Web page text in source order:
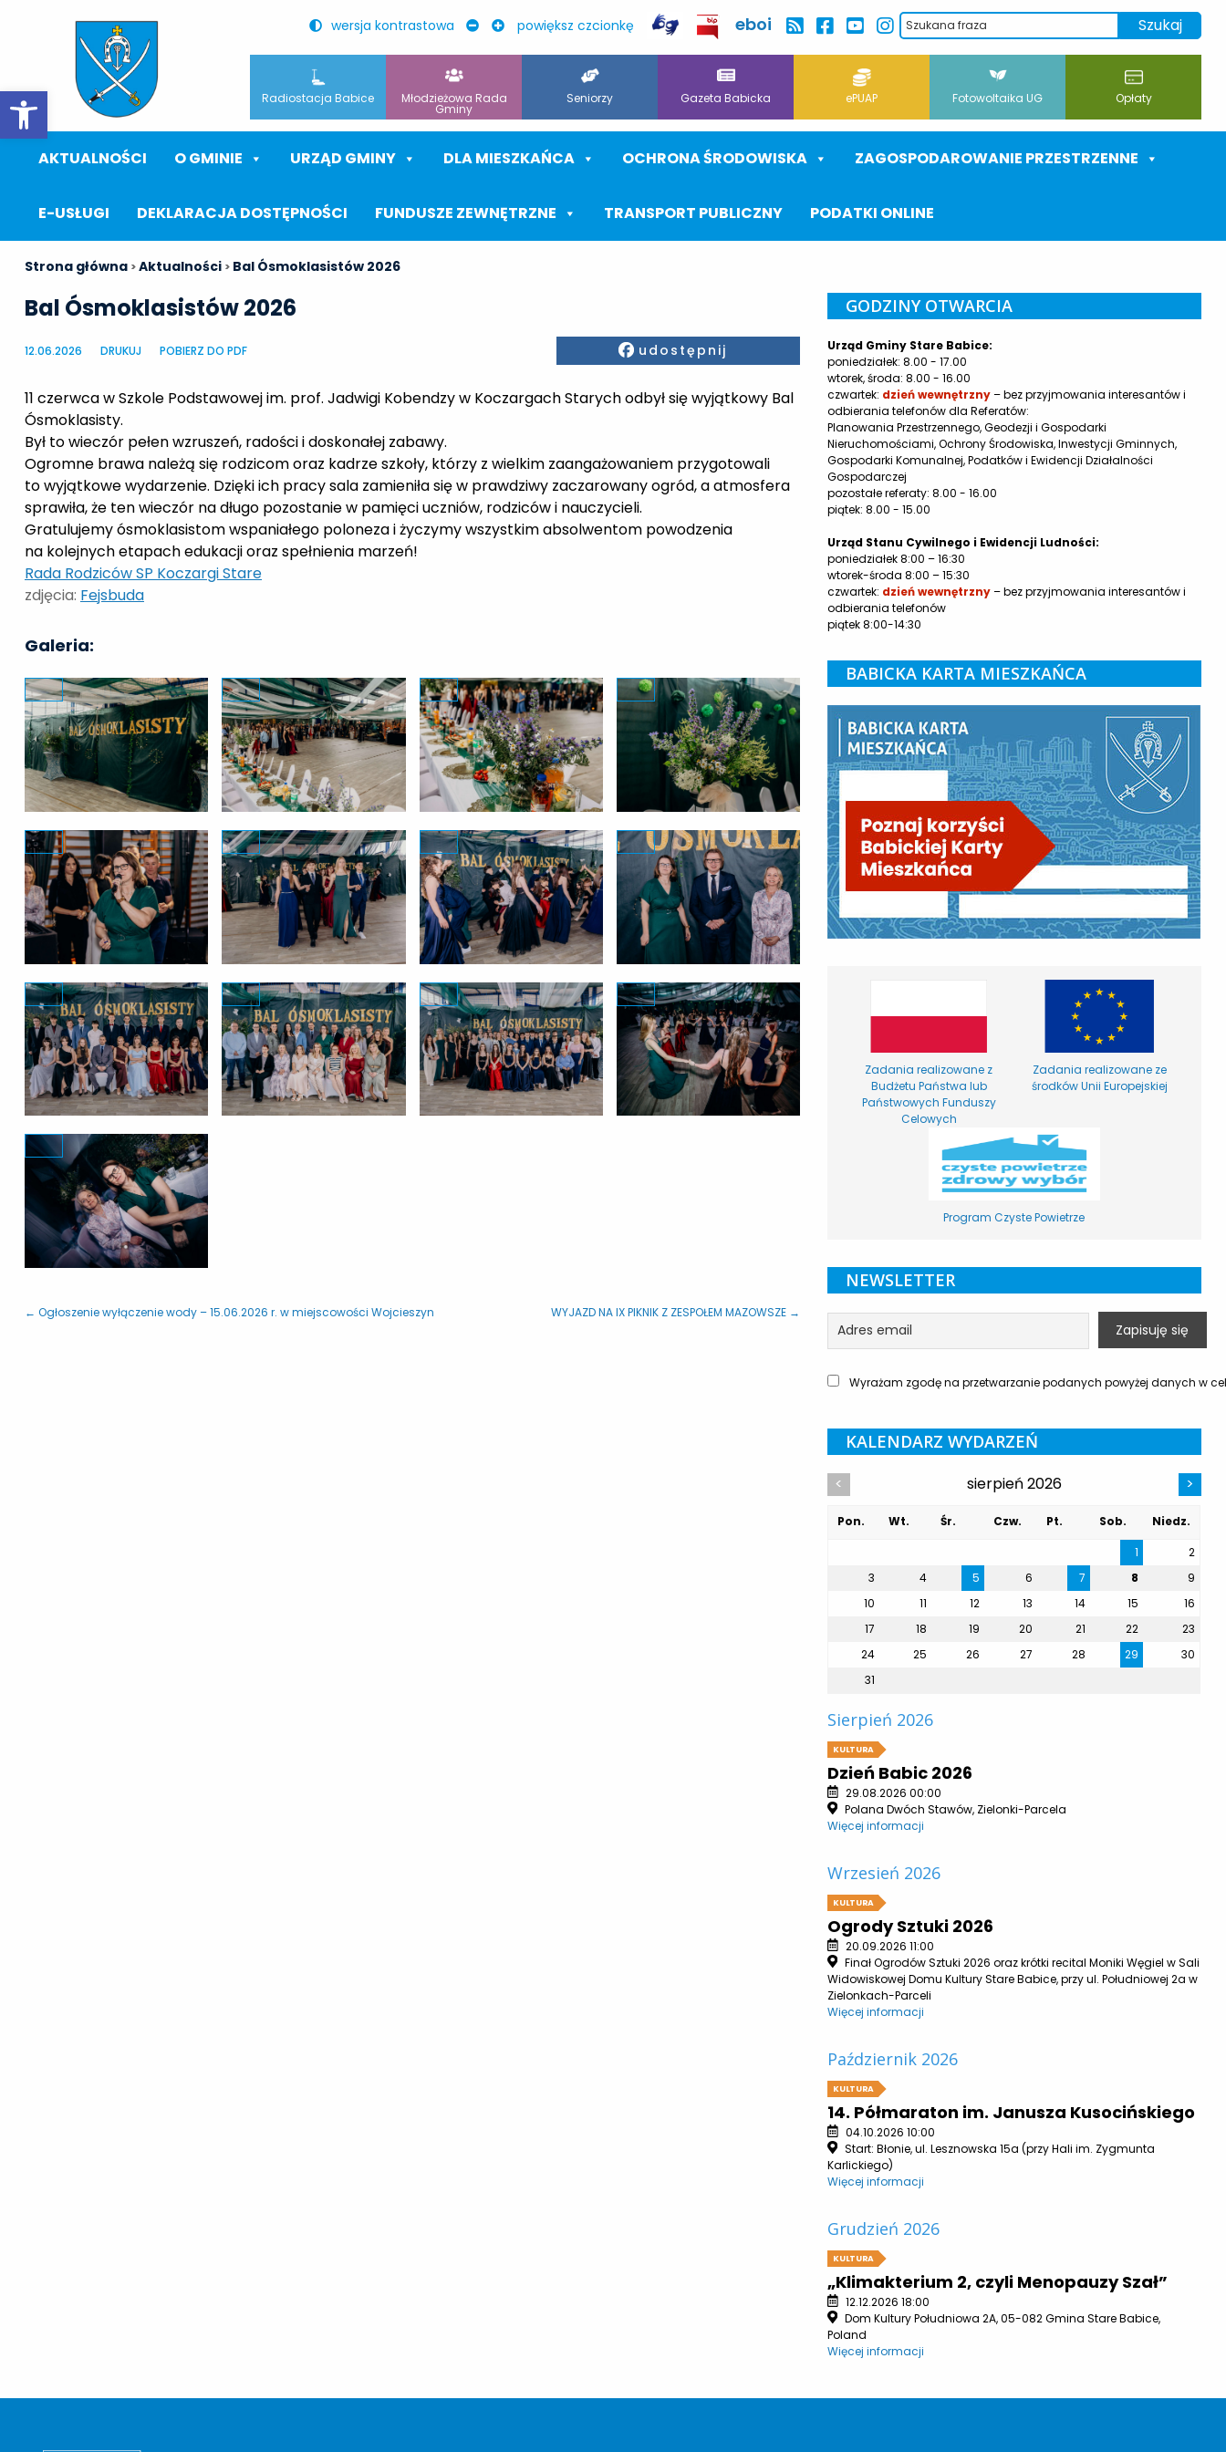
Otwórz pasek narzędzi
wersja kontrastowa powiększ czcionkę eboi
Radiostacja Babice Młodzieżowa Rada
Gminy
Seniorzy Gazeta Babicka ePUAP Fotowoltaika UG Opłaty
AKTUALNOŚCI O GMINIE URZĄD GMINY DLA MIESZKAŃCA OCHRONA ŚRODOWISKA ZAGOSPODAROWANIE PRZESTRZENNE
E-USŁUGI DEKLARACJA DOSTĘPNOŚCI FUNDUSZE ZEWNĘTRZNE TRANSPORT PUBLICZNY PODATKI ONLINE
Strona główna >Aktualności > Bal Ósmoklasistów 2026
Bal Ósmoklasistów 2026
12.06.2026 DRUKUJ POBIERZ DO PDF Facebook
udostępnij
11 czerwca w Szkole Podstawowej im. prof. Jadwigi Kobendzy w Koczargach Starych odbył się wyjątkowy Bal
Ósmoklasisty.
Był to wieczór pełen wzruszeń, radości i doskonałej zabawy.
Ogromne brawa należą się rodzicom oraz kadrze szkoły, którzy z wielkim zaangażowaniem przygotowali
to wyjątkowe wydarzenie. Dzięki ich pracy sala zamieniła się w prawdziwy zaczarowany ogród, a atmosfera
sprawiła, że ten wieczór na długo pozostanie w pamięci uczniów, rodziców i nauczycieli.
Gratulujemy ósmoklasistom wspaniałego poloneza i życzymy wszystkim absolwentom powodzenia
na kolejnych etapach edukacji oraz spełnienia marzeń!
Rada Rodziców SP Koczargi Stare
zdjęcia: Fejsbuda
Galeria:
← Ogłoszenie wyłączenie wody – 15.06.2026 r. w miejscowości Wojcieszyn WYJAZD NA IX PIKNIK Z ZESPOŁEM MAZOWSZE →
GODZINY OTWARCIA
Urząd Gminy Stare Babice:
poniedziałek: 8.00 - 17.00
wtorek, środa: 8.00 - 16.00
czwartek: dzień wewnętrzny– bez przyjmowania interesantów i
odbierania telefonów dla Referatów:
Planowania Przestrzennego, Geodezji i Gospodarki
Nieruchomościami, Ochrony Środowiska, Inwestycji Gminnych,
Gospodarki Komunalnej, Podatków i Ewidencji Działalności
Gospodarczej
pozostałe referaty: 8.00 - 16.00
piątek: 8.00 - 15.00
Urząd Stanu Cywilnego i Ewidencji Ludności:
poniedziałek 8:00 – 16:30
wtorek-środa 8:00 – 15:30
czwartek: dzień wewnętrzny– bez przyjmowania interesantów i
odbierania telefonów
piątek 8:00-14:30
BABICKA KARTA MIESZKAŃCA
Zadania realizowane z
Budżetu Państwa lub
Państwowych Funduszy
Celowych
Zadania realizowane ze
środków Unii Europejskiej
Program Czyste Powietrze
NEWSLETTER
Wyrażam zgodę na przetwarzanie podanych powyżej danych w
KALENDARZ WYDARZEŃ
< sierpień 2026 >
Pon. Wt. Śr. Czw. Pt. Sob.
Niedz.
1
2
3
4 5 6 7 8
9
10
11 12 13 14 15
16
17
18 19 20 21 22
23
24
25 26 27 28 29
30
31
Sierpień 2026
KULTURA
Dzień Babic 2026
29.08.2026 00:00
Polana Dwóch Stawów, Zielonki-Parcela
Więcej informacji
Wrzesień 2026
KULTURA
Ogrody Sztuki 2026
20.09.2026 11:00
Finał Ogrodów Sztuki 2026 oraz krótki recital Moniki Węgiel w Sali
Widowiskowej Domu Kultury Stare Babice, przy ul. Południowej 2a w
Zielonkach-Parceli
Więcej informacji
Październik 2026
KULTURA
14. Półmaraton im. Janusza Kusocińskiego
04.10.2026 10:00
Start: Błonie, ul. Lesznowska 15a (przy Hali im. Zygmunta
Karlickiego)
Więcej informacji
Grudzień 2026
KULTURA
„Klimakterium 2, czyli Menopauzy Szał”
12.12.2026 18:00
Dom Kultury Południowa 2A, 05-082 Gmina Stare Babice,
Poland
Więcej informacji